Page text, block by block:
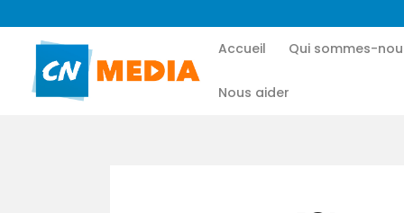
Accueil Qui sommes-
Nous aider